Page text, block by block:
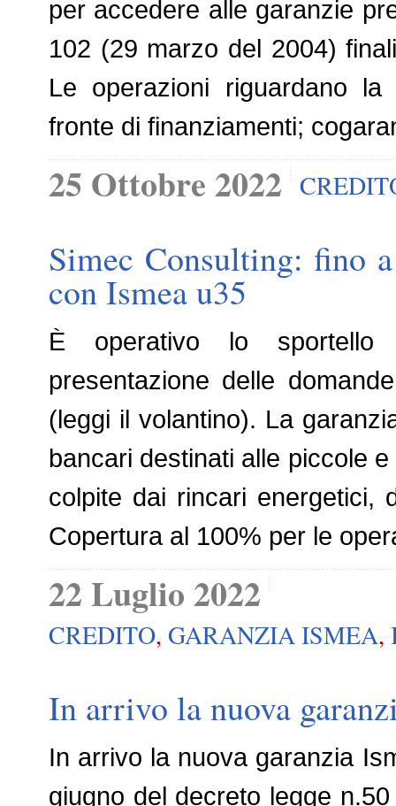
per accedere alle garanzie
102 (29 marzo del 2004)
Le operazioni riguardano
fronte di finanziamenti;
25 Ottobre 2022
Simec Consulting: fino
con Ismea u35
È operativo lo sportello
presentazione delle
(leggi il volantino). La
bancari destinati alle piccole
colpite dai rincari energetici,
Copertura al 100% per le
22 Luglio 2022
CREDITO, GARANZIA ISMEA,
In arrivo la nuova
In arrivo la nuova garanzia
giugno del decreto legge